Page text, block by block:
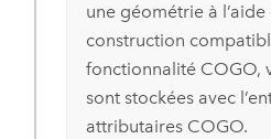
une géométrie à l’aide
construction
fonctionnalité COGO,
sont stockées avec
attributaires COGO.